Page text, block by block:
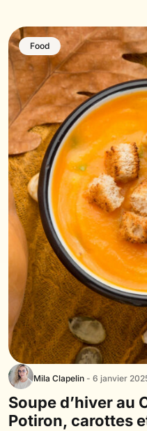
Food
Mila Clapelin - 6 janvier
Soupe d’hiver au
Potiron, carottes